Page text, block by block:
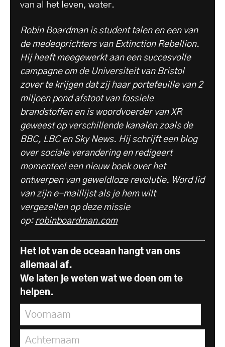
van al het leven, water.
Robin Boardman is student talen en een van
de medeoprichters van Extinction Rebellion.
Hij heeft meegewerkt aan een succesvolle
campagne om de Universiteit van Bristol
zover te krijgen dat zij haar portefeuille van 2
miljoen pond afstoot van fossiele
brandstoffen en is woordvoerder van XR
geweest op verschillende kanalen zoals de
BBC, LBC en Sky News. Hij schrijft een blog
over sociale verandering en redigeert
momenteel een nieuw boek over het
ontwerpen van geweldloze revolutie. Word lid
van zijn e-maillijst als je hem wilt
vergezellen op deze missie
op: robinboardman.com
Het lot van de oceaan hangt van ons
allemaal af.
We laten je weten wat we doen om te
helpen.
Voornaam
Achternaam